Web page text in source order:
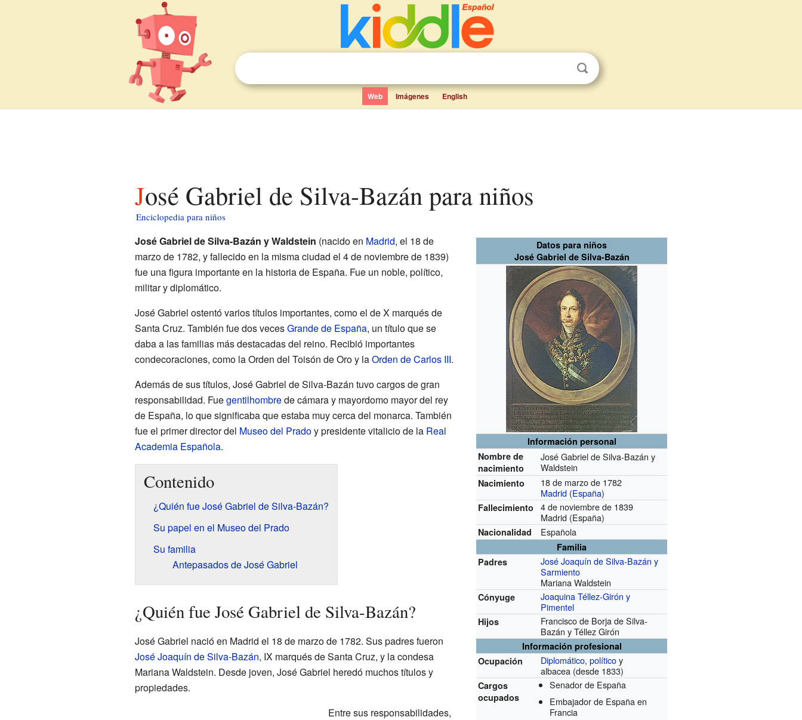
Web Imágenes English
José Gabriel de Silva-Bazán para niños
Enciclopedia para niños
Datos para niños
José Gabriel de Silva-Bazán
Información personal
Nombre de
nacimiento
José Gabriel de Silva-Bazán y
Waldstein
Nacimiento
18 de marzo de 1782
Madrid (España)
Fallecimiento
4 de noviembre de 1839
Madrid (España)
Nacionalidad Española
Familia
Padres
José Joaquín de Silva-Bazán y
Sarmiento
Mariana Waldstein
Cónyuge
Joaquina Téllez-Girón y
Pimentel
Hijos
Francisco de Borja de Silva-
Bazán y Téllez Girón
Información profesional
Ocupación
Diplomático,políticoy
albacea (desde 1833)
Cargos
ocupados
Senador de España
Embajador de España en
Francia
José Gabriel de Silva-Bazán y Waldstein (nacido en Madrid, el 18 de
marzo de 1782, y fallecido en la misma ciudad el 4 de noviembre de 1839)
fue una figura importante en la historia de España. Fue un noble, político,
militar y diplomático.
José Gabriel ostentó varios títulos importantes, como el de X marqués de
Santa Cruz. También fue dos vecesGrande de España, un título que se
daba a las familias más destacadas del reino. Recibió importantes
condecoraciones, como la Orden del Toisón de Oro y laOrden de Carlos III.
Además de sus títulos, José Gabriel de Silva-Bazán tuvo cargos de gran
responsabilidad. Fuegentilhombrede cámara y mayordomo mayor del rey
de España, lo que significaba que estaba muy cerca del monarca. También
fue el primer director del Museo del Pradoy presidente vitalicio de la Real
Academia Española.
Contenido
¿Quién fue José Gabriel de Silva-Bazán?
Su papel en el Museo del Prado
Su familia
Antepasados de José Gabriel
¿Quién fue José Gabriel de Silva-Bazán?
José Gabriel nació en Madrid el 18 de marzo de 1782. Sus padres fueron
José Joaquín de Silva-Bazán, IX marqués de Santa Cruz, y la condesa
Mariana Waldstein. Desde joven, José Gabriel heredó muchos títulos y
propiedades.
Entre sus responsabilidades,